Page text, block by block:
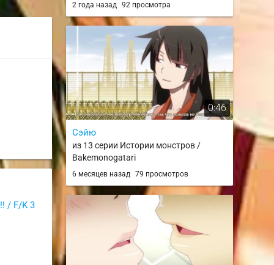
/ F/K 3
2 года назад 92 просмотра
0:46
Сэйю
из 13 серии Истории монстров /
Bakemonogatari
6 месяцев назад 79 просмотров